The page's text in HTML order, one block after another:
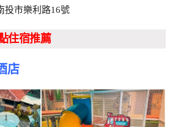
投市樂利路16號
住宿推薦
店